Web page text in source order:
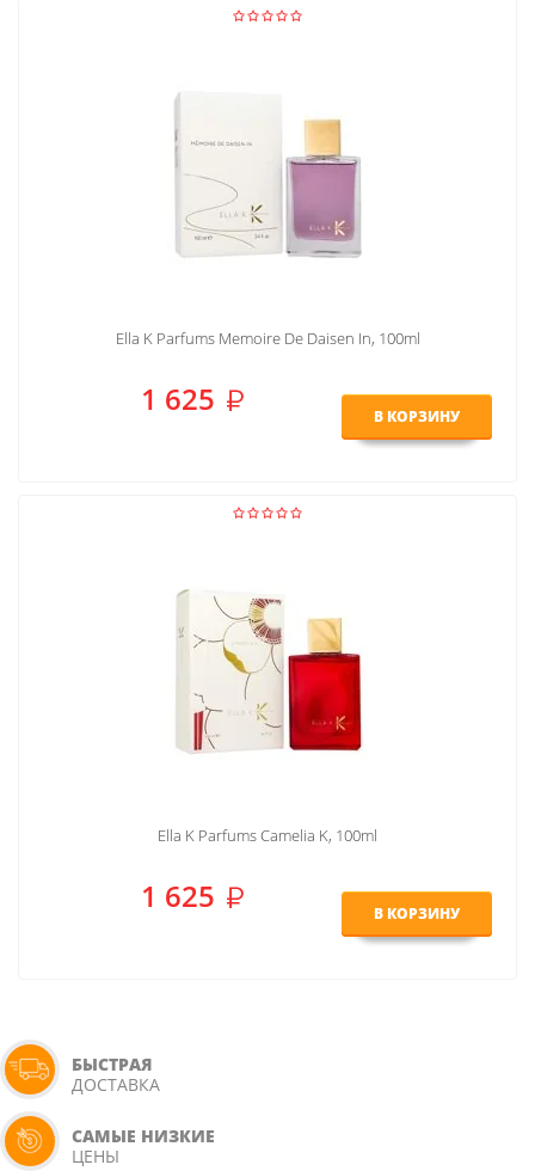
Ella K Parfums Memoire De Daisen In, 100ml
1 625 В КОРЗИНУ
Ella K Parfums Camelia K, 100ml
1 625 В КОРЗИНУ
БЫСТРАЯ
ДОСТАВКА
САМЫЕ НИЗКИЕ
ЦЕНЫ